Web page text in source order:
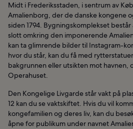
Midt i Frederiksstaden, i sentrum av
Amalienborg, der de danske kongene
siden 1794. Bygningskomplekset
slott omkring den imponerende
kan ta glimrende bilder til Instagram-
hvor du står, kan du få med
bakgrunnen eller utsikten mot havnen,
Operahuset.
Den Kongelige Livgarde står vakt på
12 kan du se vaktskiftet. Hvis du vil
kongefamilien og deres liv, kan du
åpne for publikum under navnet